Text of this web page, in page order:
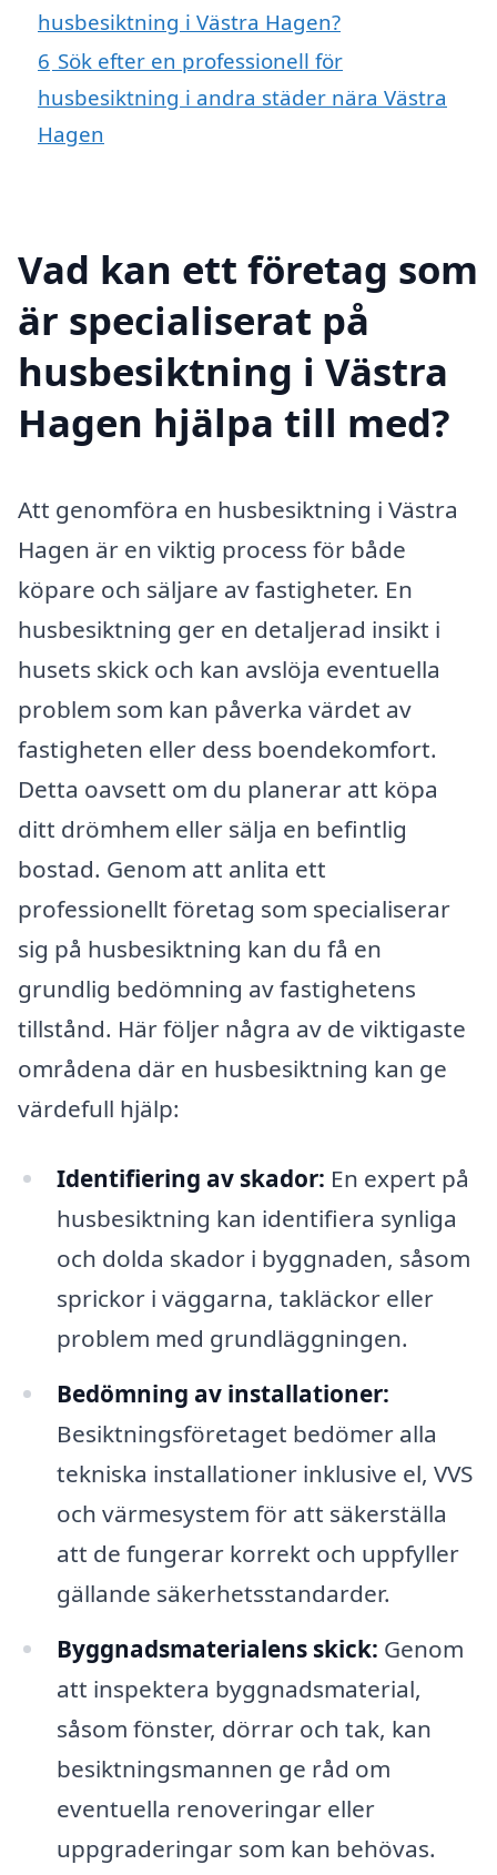
husbesiktning i Västra Hagen?
6 Sök efter en professionell för
husbesiktning i andra städer nära Västra
Hagen
Vad kan ett företag som
är specialiserat på
husbesiktning i Västra
Hagen hjälpa till med?
Att genomföra en husbesiktning i Västra
Hagen är en viktig process för både
köpare och säljare av fastigheter. En
husbesiktning ger en detaljerad insikt i
husets skick och kan avslöja eventuella
problem som kan påverka värdet av
fastigheten eller dess boendekomfort.
Detta oavsett om du planerar att köpa
ditt drömhem eller sälja en befintlig
bostad. Genom att anlita ett
professionellt företag som specialiserar
sig på husbesiktning kan du få en
grundlig bedömning av fastighetens
tillstånd. Här följer några av de viktigaste
områdena där en husbesiktning kan ge
värdefull hjälp:
Identifiering av skador: En expert på
husbesiktning kan identifiera synliga
och dolda skador i byggnaden, såsom
sprickor i väggarna, takläckor eller
problem med grundläggningen.
Bedömning av installationer:
Besiktningsföretaget bedömer alla
tekniska installationer inklusive el, VVS
och värmesystem för att säkerställa
att de fungerar korrekt och uppfyller
gällande säkerhetsstandarder.
Byggnadsmaterialens skick: Genom
att inspektera byggnadsmaterial,
såsom fönster, dörrar och tak, kan
besiktningsmannen ge råd om
eventuella renoveringar eller
uppgraderingar som kan behövas.